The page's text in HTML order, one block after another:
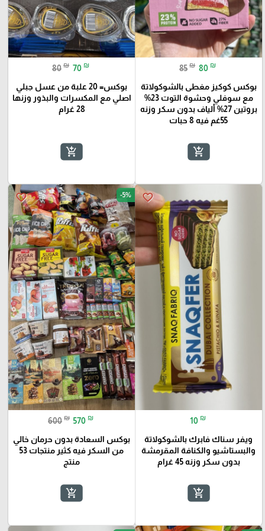
85 ₪ 80 ₪
بوكس كوكيز مغطى بالشوكولاتة
مع سوفلي وحشوة التوت 23%
بروتين 27% ألياف بدون سكر وزنه
55غم فيه 8 حبات
add_shopping_cart
80 ₪ 70 ₪
بوكس= 20 علبة من عسل جبلي
اصلي مع المكسرات والبذور وزنها
28 غرام
add_shopping_cart
favorite_border
10 ₪
ويفر سناك فابرك بالشوكولاتة
والبستاشيو والكنافة المقرمشة
بدون سكر وزنه 45 غرام
add_shopping_cart
favorite_border -5%
600 ₪ 570 ₪
بوكس السعادة بدون حرمان خالي
من السكر فيه كثير منتجات 53
منتج
add_shopping_cart